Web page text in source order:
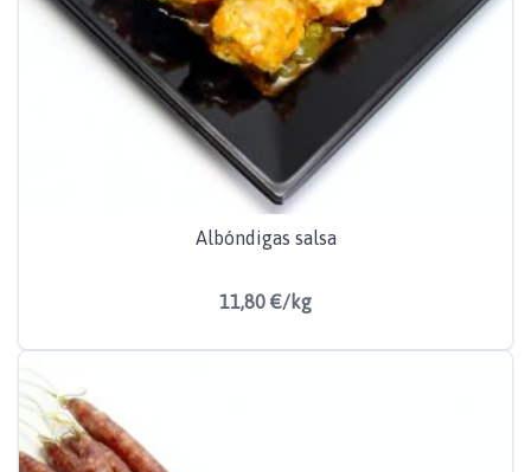
Albóndigas salsa
11,80 €/kg